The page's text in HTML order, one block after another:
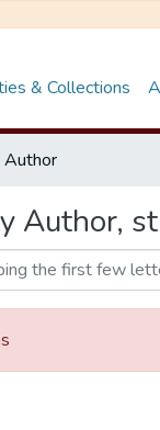
& Collections
Author
Author,